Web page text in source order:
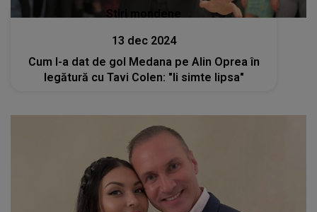
Stiri mondene
13 dec 2024
Cum l-a dat de gol Medana pe Alin Oprea în
legătură cu Tavi Colen: "Ii simte lipsa"